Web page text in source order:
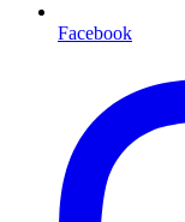
Facebook